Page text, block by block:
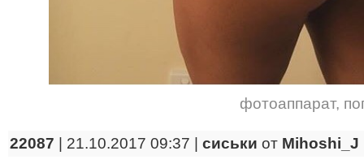
фотоаппарат,
22087 | 21.10.2017 09:37 | сиськи от Mihoshi_J